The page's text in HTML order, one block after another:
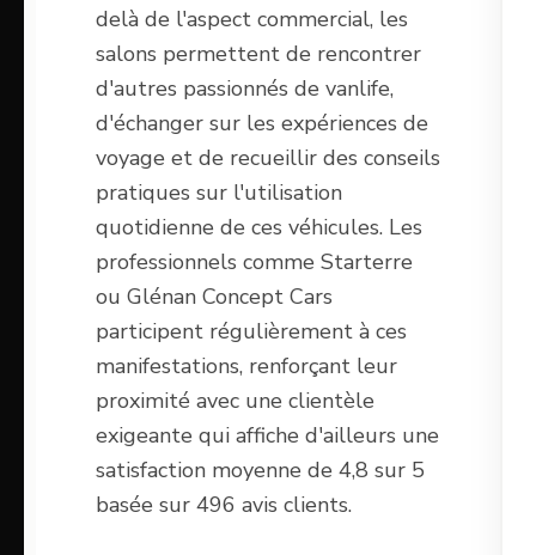
delà de l'aspect commercial, les
salons permettent de rencontrer
d'autres passionnés de vanlife,
d'échanger sur les expériences de
voyage et de recueillir des conseils
pratiques sur l'utilisation
quotidienne de ces véhicules. Les
professionnels comme Starterre
ou Glénan Concept Cars
participent régulièrement à ces
manifestations, renforçant leur
proximité avec une clientèle
exigeante qui affiche d'ailleurs une
satisfaction moyenne de 4,8 sur 5
basée sur 496 avis clients.